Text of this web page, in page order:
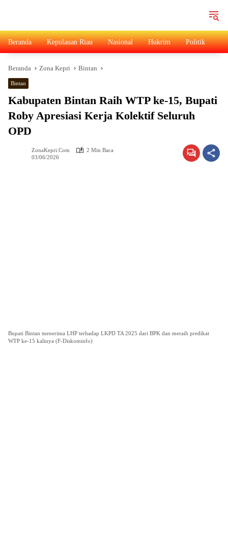
Beranda Kepulauan Riau Nasional Hukrim Politik
Beranda Zona Kepri Bintan
Bintan
Kabupaten Bintan Raih WTP ke-15, Bupati
Roby Apresiasi Kerja Kolektif Seluruh
OPD
ZonaKepri.com
2 Min Baca
03/06/2026
Bupati Bintan menerima LHP terhadap LKPD TA 2025 dari BPK dan meraih predikat
WTP ke-15 kalinya (F-Diskominfo)